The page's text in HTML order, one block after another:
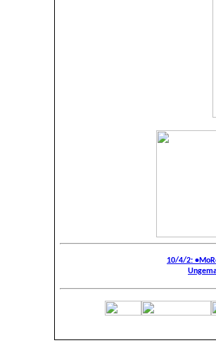
10/4/2: